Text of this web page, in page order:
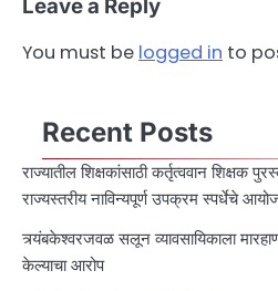
Leave a Reply
You must be logged in to
Recent Posts
राज्यातील शिक्षकांसाठी कर्तृत्ववान शिक्षक
राज्यस्तरीय नाविन्यपूर्ण उपक्रम स्पर्धेचे
त्र्यंबकेश्वरजवळ सलून व्यावसायिकाला
केल्याचा आरोप